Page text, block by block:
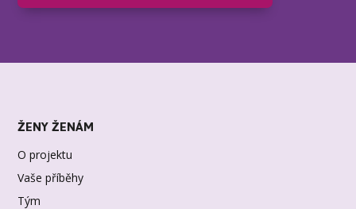
ŽENY ŽENÁM
O projektu
Vaše příběhy
Tým